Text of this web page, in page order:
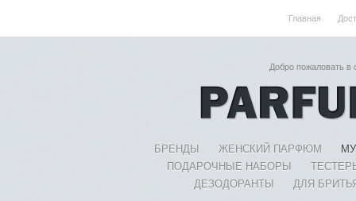
Главная
Добро пожаловать
БРЕНДЫ ЖЕНСКИЙ ПАРФЮМ
ПОДАРОЧНЫЕ НАБОРЫ
ДЕЗОДОРАНТЫ
ДЛЯ